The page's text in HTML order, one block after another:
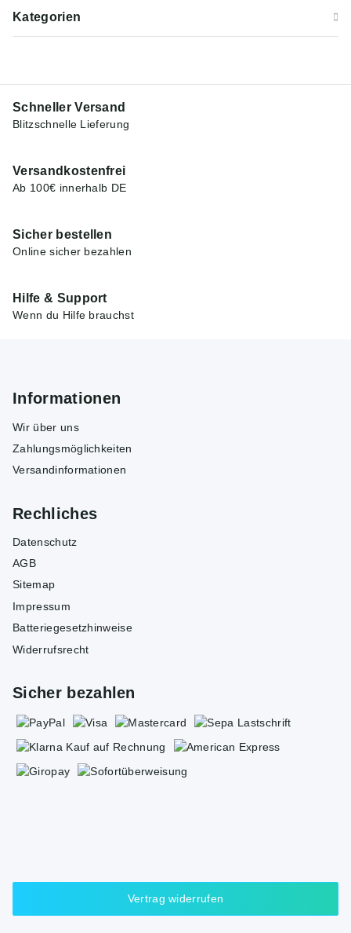
Kategorien
Schneller Versand
Blitzschnelle Lieferung
Versandkostenfrei
Ab 100€ innerhalb DE
Sicher bestellen
Online sicher bezahlen
Hilfe & Support
Wenn du Hilfe brauchst
Informationen
Wir über uns
Zahlungsmöglichkeiten
Versandinformationen
Rechliches
Datenschutz
AGB
Sitemap
Impressum
Batteriegesetzhinweise
Widerrufsrecht
Sicher bezahlen
Vertrag widerrufen